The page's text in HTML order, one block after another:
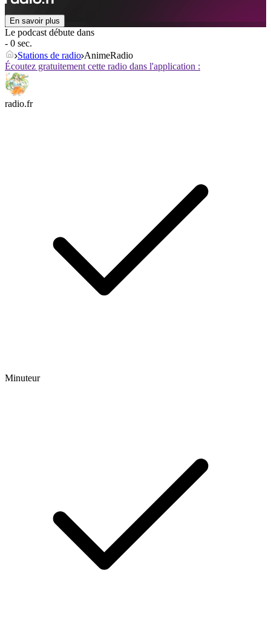
En savoir plus
Le podcast débute dans
- 0 sec.
Stations de radio AnimeRadio
Écoutez gratuitement cette radio dans l'application :
radio.fr
Minuteur